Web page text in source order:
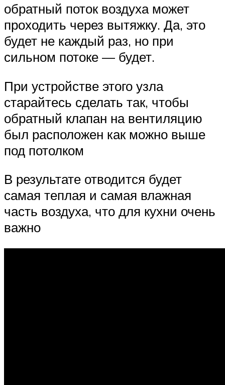
обратный поток воздуха может
проходить через вытяжку. Да, это
будет не каждый раз, но при
сильном потоке — будет.
При устройстве этого узла
старайтесь сделать так, чтобы
обратный клапан на вентиляцию
был расположен как можно выше
под потолком
В результате отводится будет
самая теплая и самая влажная
часть воздуха, что для кухни очень
важно